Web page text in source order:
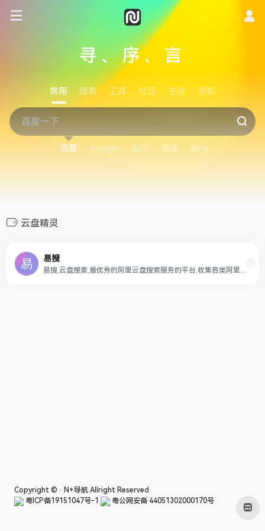
寻、序、言
常用 搜索 工具 社区 生活 求职
百度 Google 站内 淘宝 Bing
云盘精灵
易搜
Copyright © · N+导航 Allright Reserved
粤ICP备19151047号-1
粤公网安备 44051302000170号